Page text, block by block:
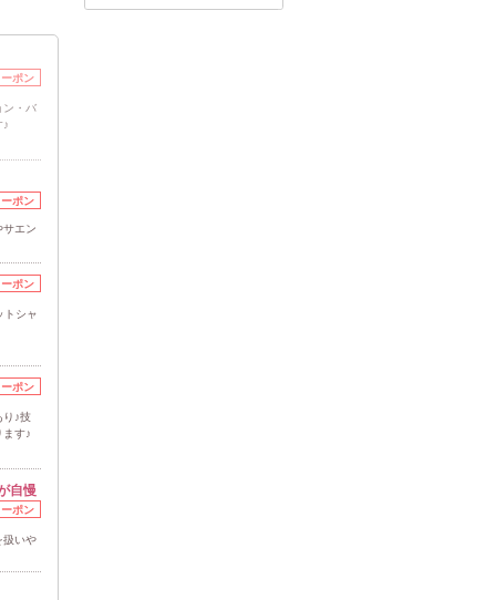
ポン
ン・バ
♪
ポン
サエン
ポン
トシャ
ポン
り♪技
す♪
自慢
ポン
扱いや